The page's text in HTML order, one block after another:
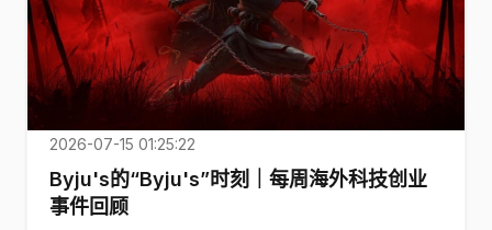
2026-07-15 01:25:22
Byju's的“Byju's”时刻｜每周海外科技创业
事件回顾